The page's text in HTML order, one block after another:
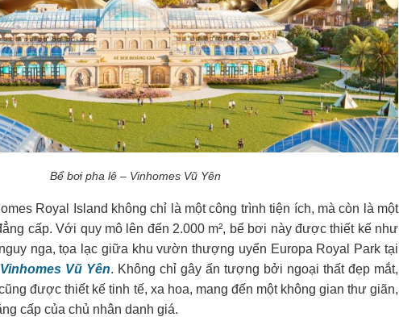
Bể bơi pha lê – Vinhomes Vũ Yên
Royal Island không chỉ là một công trình tiện ích, mà còn là một
cấp. Với quy mô lên đến 2.000 m², bể bơi này được thiết kế như
nga, tọa lạc giữa khu vườn thượng uyển Europa Royal Park tại
Vinhomes Vũ Yên. Không chỉ gây ấn tượng bởi ngoại thất đẹp mắt,
được thiết kế tinh tế, xa hoa, mang đến một không gian thư giãn,
cấp của chủ nhân danh giá.